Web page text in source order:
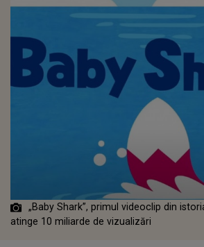
„Baby Shark”, primul videoclip din
atinge 10 miliarde de vizualizări